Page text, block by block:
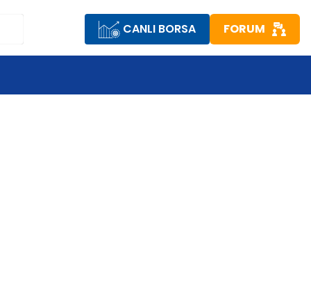
CANLI BORSA FORUM